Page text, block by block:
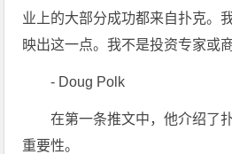
业上的大部分成功都来自扑克。
映出这一点。我不是投资专家或
- Doug Polk
在第一条推文中，他介绍了
重要性。